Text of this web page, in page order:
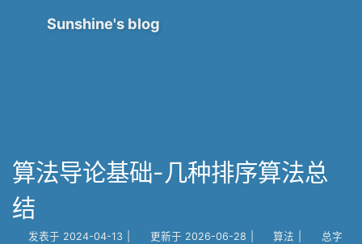
Sunshine's blog
算法导论基础-几种排序算法总
结
发表于 2024-04-13 更新于 2026-06-28 算法
总字